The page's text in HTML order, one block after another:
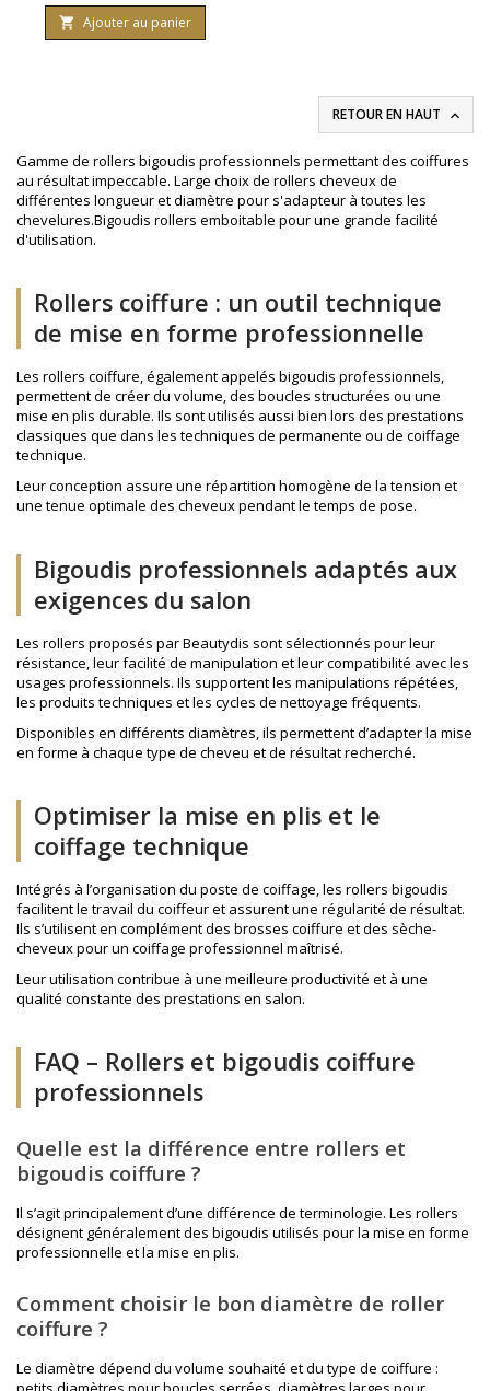
 Ajouter au panier
RETOUR EN HAUT 
Gamme de rollers bigoudis professionnels permettant des coiffures
au résultat impeccable. Large choix de rollers cheveux de
différentes longueur et diamètre pour s'adapteur à toutes les
chevelures.Bigoudis rollers emboitable pour une grande facilité
d'utilisation.
Rollers coiffure : un outil technique
de mise en forme professionnelle
Les rollers coiffure, également appelés bigoudis professionnels,
permettent de créer du volume, des boucles structurées ou une
mise en plis durable. Ils sont utilisés aussi bien lors des prestations
classiques que dans les techniques de permanente ou de coiffage
technique.
Leur conception assure une répartition homogène de la tension et
une tenue optimale des cheveux pendant le temps de pose.
Bigoudis professionnels adaptés aux
exigences du salon
Les rollers proposés par Beautydis sont sélectionnés pour leur
résistance, leur facilité de manipulation et leur compatibilité avec les
usages professionnels. Ils supportent les manipulations répétées,
les produits techniques et les cycles de nettoyage fréquents.
Disponibles en différents diamètres, ils permettent d’adapter la mise
en forme à chaque type de cheveu et de résultat recherché.
Optimiser la mise en plis et le
coiffage technique
Intégrés à l’organisation du poste de coiffage, les rollers bigoudis
facilitent le travail du coiffeur et assurent une régularité de résultat.
Ils s’utilisent en complément des brosses coiffure et des sèche-
cheveuxpour un coiffage professionnel maîtrisé.
Leur utilisation contribue à une meilleure productivité et à une
qualité constante des prestations en salon.
FAQ – Rollers et bigoudis coiffure
professionnels
Quelle est la différence entre rollers et
bigoudis coiffure ?
Il s’agit principalement d’une différence de terminologie. Les rollers
désignent généralement des bigoudis utilisés pour la mise en forme
professionnelle et la mise en plis.
Comment choisir le bon diamètre de roller
coiffure ?
Le diamètre dépend du volume souhaité et du type de coiffure :